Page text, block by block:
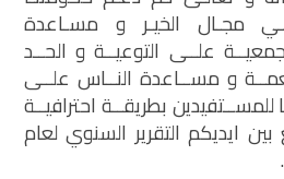
مجـال الخيـر و مسـاعدة
علــى التوعيــة و الحــد
و مســاعدة النــاس علــى
بطريقــة احترافيــة
ايديكم التقرير السنوي لعام